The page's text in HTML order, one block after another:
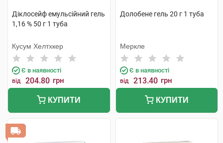
Діклосейф емульсійний гель
1,16 % 50 г 1 туба
Кусум Хелтхкер
Є в наявності
від 204.80 грн
КУПИТИ
Долобене гель 20 г 1 туба
Меркле
Є в наявності
від 213.40 грн
КУПИТИ